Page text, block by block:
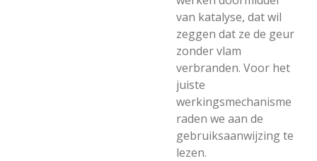
van katalyse, dat wil
zeggen dat ze de geur
zonder vlam
verbranden. Voor het
juiste
werkingsmechanisme
raden we aan de
gebruiksaanwijzing te
lezen.